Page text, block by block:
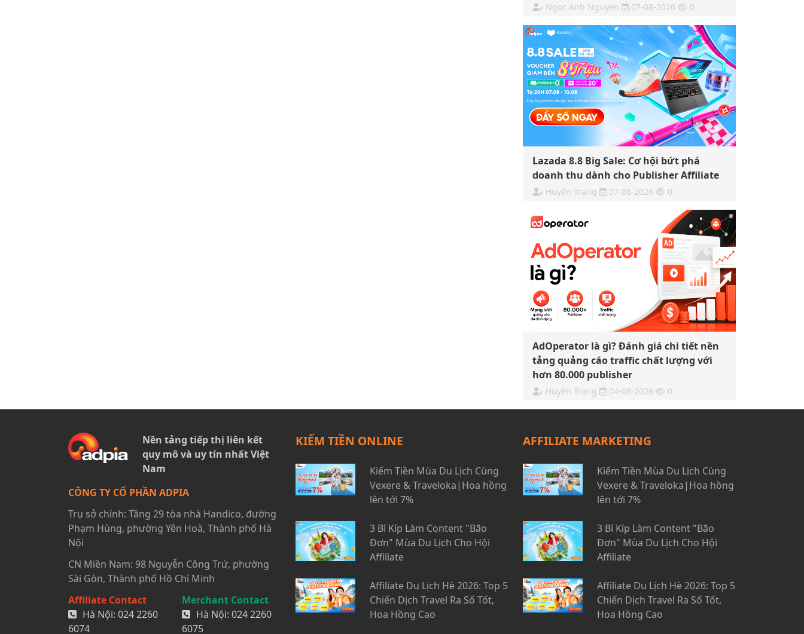
Ngoc Anh Nguyen 07-08-2026 0
Lazada 8.8 Big Sale: Cơ hội bứt phá
doanh thu dành cho Publisher Affiliate
Huyền Trang 07-08-2026 0
AdOperator là gì? Đánh giá chi tiết nền
tảng quảng cáo traffic chất lượng với
hơn 80.000 publisher
Huyền Trang 04-08-2026 0
Nền tảng tiếp thị liên kết
quy mô và uy tín nhất Việt
Nam
CÔNG TY CỔ PHẦN ADPIA
Trụ sở chính: Tầng 29 tòa nhà Handico, đường
Phạm Hùng, phường Yên Hoà, Thành phố Hà
Nội
CN Miền Nam: 98 Nguyễn Công Trứ, phường
Sài Gòn, Thành phố Hồ Chí Minh
Affiliate Contact
Hà Nội: 024 2260
6074
Merchant Contact
Hà Nội: 024 2260
6075
KIẾM TIỀN ONLINE
Kiếm Tiền Mùa Du Lịch Cùng
Vexere & Traveloka|Hoa hồng
lên tới 7%
3 Bí Kíp Làm Content "Bão
Đơn" Mùa Du Lịch Cho Hội
Affiliate
Affiliate Du Lịch Hè 2026: Top 5
Chiến Dịch Travel Ra Số Tốt,
Hoa Hồng Cao
AFFILIATE MARKETING
Kiếm Tiền Mùa Du Lịch Cùng
Vexere & Traveloka|Hoa hồng
lên tới 7%
3 Bí Kíp Làm Content "Bão
Đơn" Mùa Du Lịch Cho Hội
Affiliate
Affiliate Du Lịch Hè 2026: Top 5
Chiến Dịch Travel Ra Số Tốt,
Hoa Hồng Cao